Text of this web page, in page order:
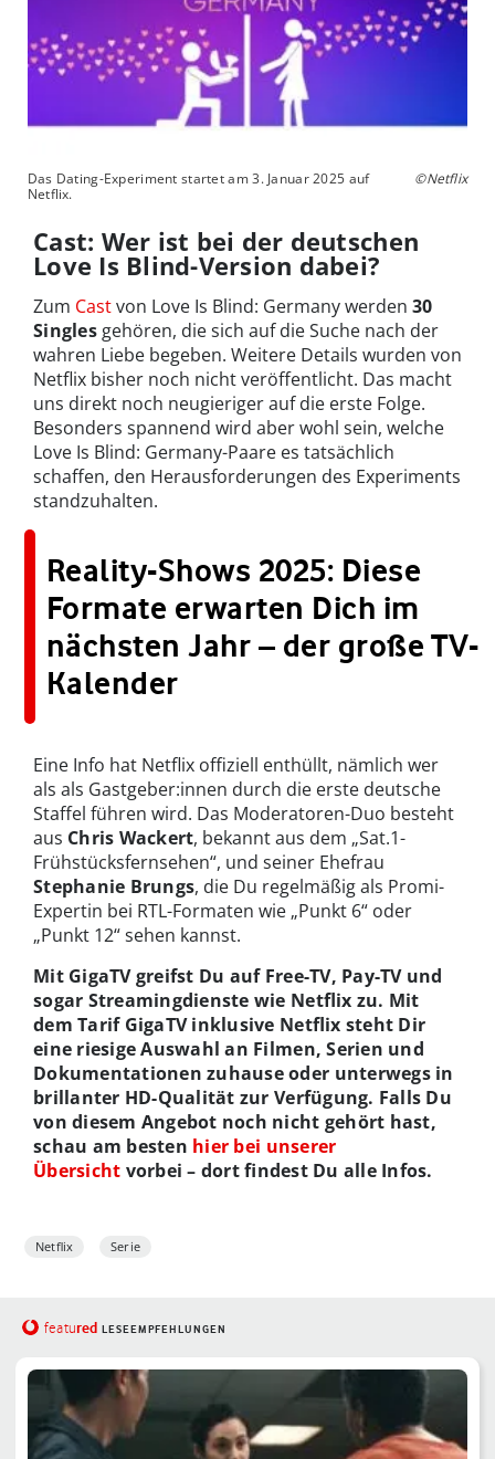
Das Dating-Experiment startet am 3. Januar 2025 auf
Netflix.
©Netflix
Cast: Wer ist bei der deutschen
Love Is Blind-Version dabei?
Zum Castvon Love Is Blind: Germany werden 30
Singlesgehören, die sich auf die Suche nach der
wahren Liebe begeben. Weitere Details wurden von
Netflix bisher noch nicht veröffentlicht. Das macht
uns direkt noch neugieriger auf die erste Folge.
Besonders spannend wird aber wohl sein, welche
Love Is Blind: Germany-Paare es tatsächlich
schaffen, den Herausforderungen des Experiments
standzuhalten.
Reality-Shows 2025: Diese
Formate erwarten Dich im
nächsten Jahr – der große TV-
Kalender
Eine Info hat Netflix offiziell enthüllt, nämlich wer
als als Gastgeber:innen durch die erste deutsche
Staffel führen wird. Das Moderatoren-Duo besteht
aus Chris Wackert, bekannt aus dem „Sat.1-
Frühstücksfernsehen“, und seiner Ehefrau
Stephanie Brungs, die Du regelmäßig als Promi-
Expertin bei RTL-Formaten wie „Punkt 6“ oder
„Punkt 12“ sehen kannst.
Mit GigaTV greifst Du auf Free-TV, Pay-TV und
sogar Streamingdienste wie Netflix zu. Mit
dem Tarif GigaTV inklusive Netflix steht Dir
eine riesige Auswahl an Filmen, Serien und
Dokumentationen zuhause oder unterwegs in
brillanter HD-Qualität zur Verfügung. Falls Du
von diesem Angebot noch nicht gehört hast,
schau am besten hier bei unserer
Übersicht vorbei – dort findest Du alle Infos.
Netflix Serie
featured LESEEMPFEHLUNGEN